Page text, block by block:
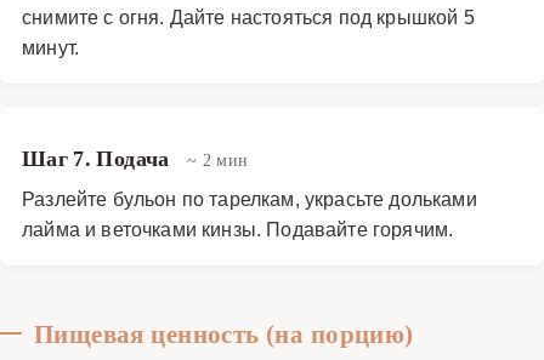
снимите с огня. Дайте настояться под крышкой 5
минут.
Шаг 7. Подача ~ 2 мин
Разлейте бульон по тарелкам, украсьте дольками
лайма и веточками кинзы. Подавайте горячим.
Пищевая ценность (на порцию)